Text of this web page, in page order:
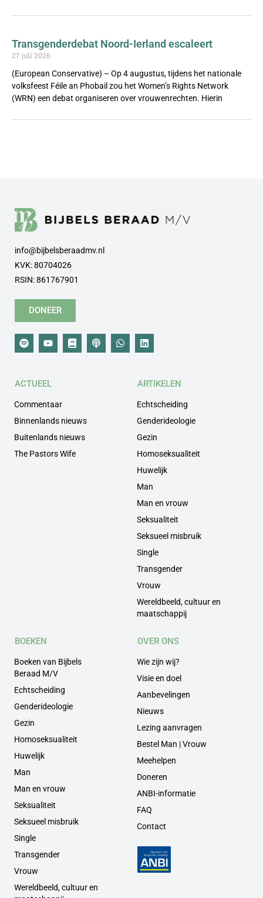
Transgenderdebat Noord-Ierland escaleert
27 juli 2026
(European Conservative) – Op 4 augustus, tijdens het nationale
volksfeest Féile an Phobail zou het Women’s Rights Network
(WRN) een debat organiseren over vrouwenrechten. Hierin
info@bijbelsberaadmv.nl
KVK: 80704026
RSIN: 861767901
DONEER
ACTUEEL
Commentaar
Binnenlands nieuws
Buitenlands nieuws
The Pastors Wife
ARTIKELEN
Echtscheiding
Genderideologie
Gezin
Homoseksualiteit
Huwelijk
Man
Man en vrouw
Seksualiteit
Seksueel misbruik
Single
Transgender
Vrouw
Wereldbeeld, cultuur en
maatschappij
BOEKEN
Boeken van Bijbels
Beraad M/V
Echtscheiding
Genderideologie
Gezin
Homoseksualiteit
Huwelijk
Man
Man en vrouw
Seksualiteit
Seksueel misbruik
Single
Transgender
Vrouw
Wereldbeeld, cultuur en
OVER ONS
Wie zijn wij?
Visie en doel
Aanbevelingen
Nieuws
Lezing aanvragen
Bestel Man | Vrouw
Meehelpen
Doneren
ANBI-informatie
FAQ
Contact